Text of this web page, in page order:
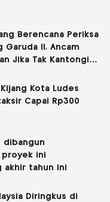
Berencana Periksa
Garuda II, Ancam
Jika Tak Kantongi
Kota Ludes
Capai Rp300
dibangun
proyek ini
akhir tahun ini
Diringkus di